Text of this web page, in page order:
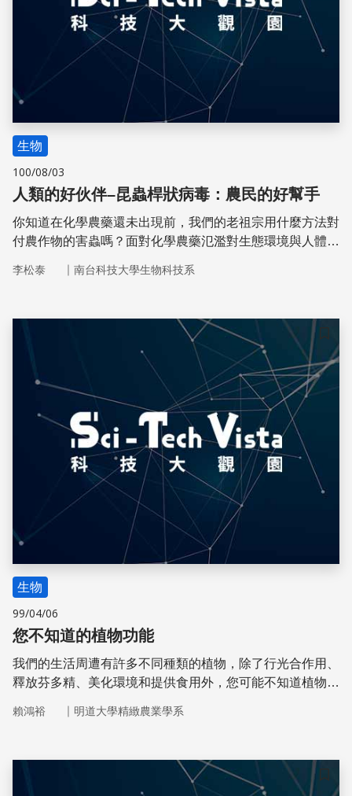
生物
100/08/03
人類的好伙伴–昆蟲桿狀病毒：農民的好幫手
你知道在化學農藥還未出現前，我們的老祖宗用什麼方法對
付農作物的害蟲嗎？面對化學農藥氾濫對生態環境與人體健
李松泰 ｜ 南台科技大學生物科技系
儲存
生物
99/04/06
您不知道的植物功能
我們的生活周遭有許多不同種類的植物，除了行光合作用、
釋放芬多精、美化環境和提供食用外，您可能不知道植物還
染物的關聯。
賴鴻裕 ｜ 明道大學精緻農業學系
儲存